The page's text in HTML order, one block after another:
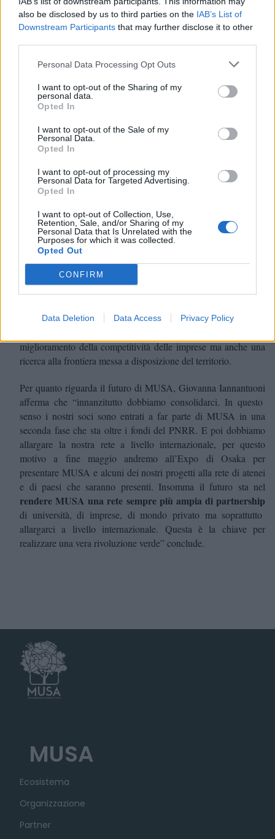
also be disclosed by us to third parties on the IAB’s List of
Downstream Participants that may further disclose it to other
Personal Data Processing Opt Outs
I want to opt-out of the Sharing of my
personal data.
Opted In
I want to opt-out of the Sale of my
Personal Data.
Opted In
I want to opt-out of processing my
Personal Data for Targeted Advertising.
Opted In
I want to opt-out of Collection, Use,
Retention, Sale, and/or Sharing of my
Personal Data that Is Unrelated with the
Purposes for which it was collected.
Opted Out
CONFIRM
Data Deletion Data Access Privacy Policy
Alla domanda su quali siano i temi su cui si è concentrata
maggiormente MUSA, la Rettrice afferma che “certamente le
rigenerazione urbana. Penso a Piazza della Scienza in
Bicocca che è stata completata, penso alla geotermia quindi
alla quale abbiamo fatto tante azioni con il Comune di Milano,
e penso all’imprenditorialità. Oggi di questo in particolare
abbiamo discusso ad Assolombarda, presentando tutte le azioni
e le potenzialità che questi mille giovani ricercatori possono
dare e l’impatto che possono avere rispetto alle piccole e medie
che può essere il nostro percorso da fare insieme per il futuro.
miglioramento della competitività delle imprese ma anche una
ricerca alla frontiera messa a disposizione del territorio.
Per quanto riguarda il futuro di MUSA, Giovanna Iannantuoni
afferma che “innanzitutto dobbiamo consolidarci. In questo
senso i nostri soci sono entrati a far parte di MUSA in una
seconda fase che sta oltre i fondi del PNRR. E poi dobbiamo
allargare la nostra rete a livello internazionale, per questo
motivo a fine maggio andremo all’Expo di Osaka per
presentare MUSA e alcuni dei nostri progetti alla rete di atenei
e di paesi che saranno presenti. Insomma il futuro sta nel
rendere MUSA una rete sempre più ampia di partnership
di università, di imprese, di mondo privato ma soprattutto
allargarci a livello internazionale. Questa è la chiave per
realizzare una vera rivoluzione verde” conclude.
MUSA
Ecosistema
Organizzazione
Partner